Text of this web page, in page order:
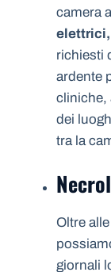
camera
elettrici,
richiesti
ardente
cliniche,
dei
tra la
Oltre
giornali